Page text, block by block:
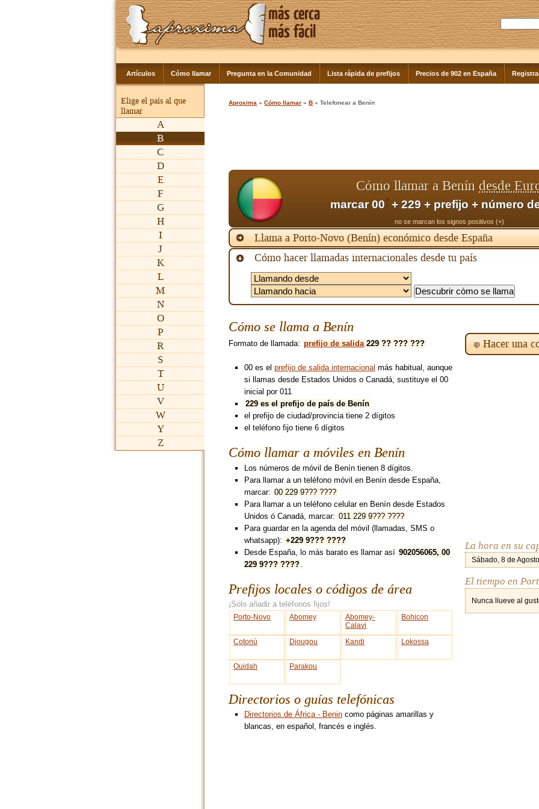
Artículos Cómo llamar Pregunta en la Comunidad Lista rápida de prefijos Precios de 902 en España
Elige el país al que
llamar
A
B
C
D
E
F
G
H
I
J
K
L
M
N
O
P
R
S
T
U
V
W
Y
Z
Aproxima »Cómo llamar »B » Telefonear a Benín
Cómo llamar a Beníndesde
marcar 00*+ 229 + prefijo + número
no se marcan los signos positivos (+)
Llama a Porto-Novo (Benín) económico desde España
Cómo hacer llamadas internacionales desde tu país
Hacer una
La hora en su
Sábado, 8 de
El tiempo en
Nunca llueve al
Cómo se llama a Benín
Formato de llamada: prefijo de salida229 ?? ??? ???
00 es el prefijo de salida internacional más habitual, aunque
si llamas desde Estados Unidos o Canadá, sustituye el 00
inicial por 011
229 es el prefijo de país de Benín
el prefijo de ciudad/provincia tiene 2 dígitos
el teléfono fijo tiene 6 dígitos
Cómo llamar a móviles en Benín
Los números de móvil de Benín tienen 8 dígitos.
Para llamar a un teléfono móvil en Benín desde España,
marcar: 00 229 9??? ????
Para llamar a un teléfono celular en Benín desde Estados
Unidos ó Canadá, marcar: 011 229 9??? ????
Para guardar en la agenda del móvil (llamadas, SMS o
whatsapp): +229 9??? ????
Desde España, lo más barato es llamar así 902056065, 00
229 9??? ????
Prefijos locales o códigos de área
¡Sólo añadir a teléfonos fijos!
Porto-Novo Abomey
Abomey-
Calavi
Bohicon
Cotonú Djougou Kandi Lokossa
Ouidah Parakou
Directorios o guías telefónicas
Directorios de África - Benincomo páginas amarillas y
blancas, en español, francés e inglés.